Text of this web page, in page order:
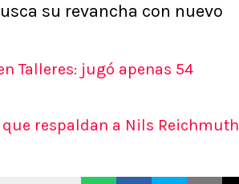
su revancha con nuevo
Talleres: jugó apenas 54
que respaldan a Nils Reichmuth